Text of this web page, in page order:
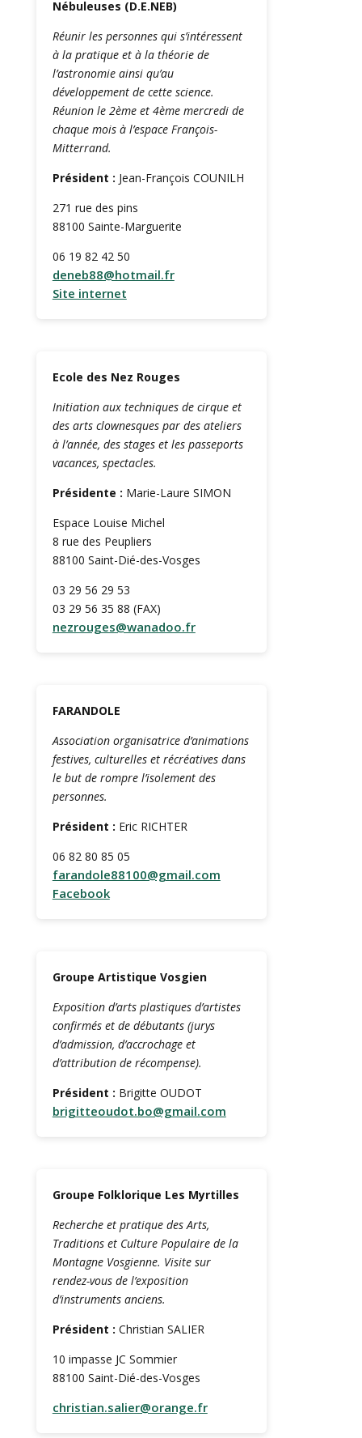
Nébuleuses (D.E.NEB)
Réunir les personnes qui s’intéressent
à la pratique et à la théorie de
l’astronomie ainsi qu’au
développement de cette science.
Réunion le 2ème et 4ème mercredi de
chaque mois à l’espace François-
Mitterrand.
Président : Jean-François COUNILH
271 rue des pins
88100 Sainte-Marguerite
06 19 82 42 50
deneb88@hotmail.fr
Site internet
Ecole des Nez Rouges
Initiation aux techniques de cirque et
des arts clownesques par des ateliers
à l’année, des stages et les passeports
vacances, spectacles.
Présidente : Marie-Laure SIMON
Espace Louise Michel
8 rue des Peupliers
88100 Saint-Dié-des-Vosges
03 29 56 29 53
03 29 56 35 88 (FAX)
nezrouges@wanadoo.fr
FARANDOLE
Association organisatrice d’animations
festives, culturelles et récréatives dans
le but de rompre l’isolement des
personnes.
Président : Eric RICHTER
06 82 80 85 05
farandole88100@gmail.com
Facebook
Groupe Artistique Vosgien
Exposition d’arts plastiques d’artistes
confirmés et de débutants (jurys
d’admission, d’accrochage et
d’attribution de récompense).
Président : Brigitte OUDOT
brigitteoudot.bo@gmail.com
Groupe Folklorique Les Myrtilles
Recherche et pratique des Arts,
Traditions et Culture Populaire de la
Montagne Vosgienne. Visite sur
rendez-vous de l’exposition
d’instruments anciens.
Président : Christian SALIER
10 impasse JC Sommier
88100 Saint-Dié-des-Vosges
christian.salier@orange.fr